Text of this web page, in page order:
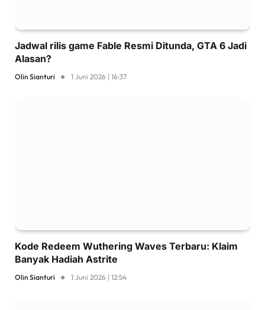
Jadwal rilis game Fable Resmi Ditunda, GTA 6 Jadi
Alasan?
Olin Sianturi 1 Juni 2026 | 16:37
Kode Redeem Wuthering Waves Terbaru: Klaim
Banyak Hadiah Astrite
Olin Sianturi 1 Juni 2026 | 12:54